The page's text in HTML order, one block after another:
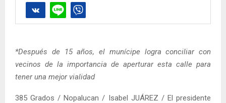
*Después de 15 años, el munícipe logra conciliar con
vecinos de la importancia de aperturar esta calle para
tener una mejor vialidad
385 Grados / Nopalucan / Isabel JUÁREZ / El presidente